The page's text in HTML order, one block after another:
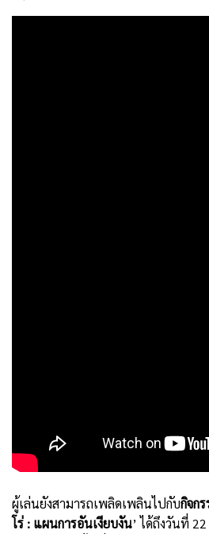
ผู้เล่นยังสามารถเพลิดเพลินไปกับกิจก
โร่ : แผนการอันเงียบงัน’ ได้ถึงวันที่